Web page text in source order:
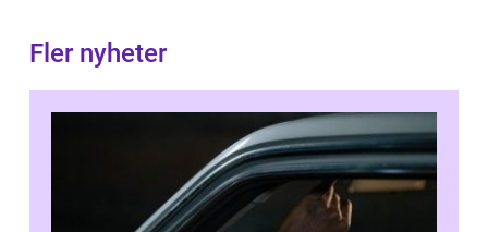
Fler nyheter